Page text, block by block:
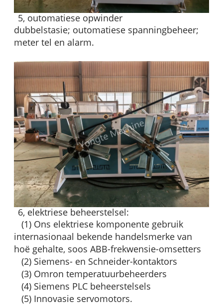
5, outomatiese opwinder
dubbelstasie; outomatiese spanningbeheer;
meter tel en alarm.
6, elektriese beheerstelsel:
(1) Ons elektriese komponente gebruik
internasionaal bekende handelsmerke van
hoë gehalte, soos ABB-frekwensie-omsetters
(2) Siemens- en Schneider-kontaktors
(3) Omron temperatuurbeheerders
(4) Siemens PLC beheerstelsels
(5) Innovasie servomotors.